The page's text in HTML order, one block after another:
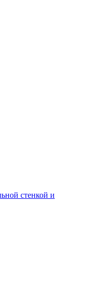
стенкой и